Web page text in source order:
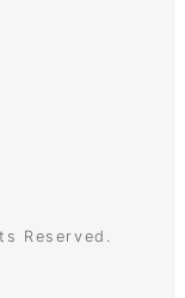
Reserved.